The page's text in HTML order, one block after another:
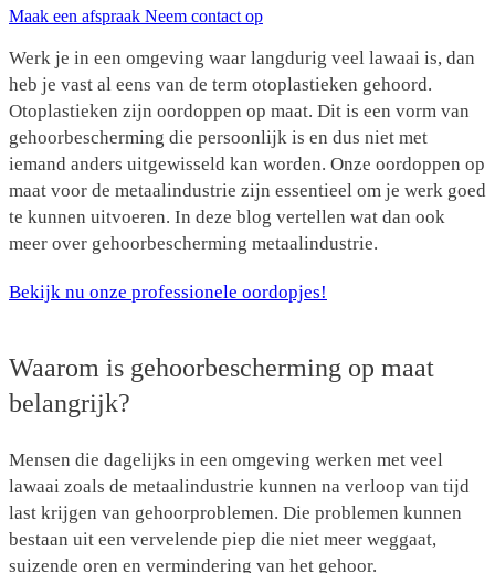
Maak een afspraak Neem contact op
Werk je in een omgeving waar langdurig veel lawaai is, dan
heb je vast al eens van de term otoplastieken gehoord.
Otoplastieken zijn oordoppen op maat. Dit is een vorm van
gehoorbescherming die persoonlijk is en dus niet met
iemand anders uitgewisseld kan worden. Onze oordoppen op
maat voor de metaalindustrie zijn essentieel om je werk goed
te kunnen uitvoeren. In deze blog vertellen wat dan ook
meer over gehoorbescherming metaalindustrie.
Bekijk nu onze professionele oordopjes!
Waarom is gehoorbescherming op maat
belangrijk?
Mensen die dagelijks in een omgeving werken met veel
lawaai zoals de metaalindustrie kunnen na verloop van tijd
last krijgen van gehoorproblemen. Die problemen kunnen
bestaan uit een vervelende piep die niet meer weggaat,
suizende oren en vermindering van het gehoor.